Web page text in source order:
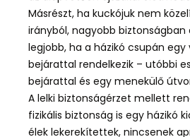
Másrészt, ha kuckójuk nem
irányból, nagyobb biztonságban
legjobb, ha a házikó csupán
bejárattal rendelkezik – utóbbi
bejárattal és egy menekülő
A lelki biztonságérzet mellett
fizikális biztonság is egy házikó
élek lekerekítettek, nincsenek